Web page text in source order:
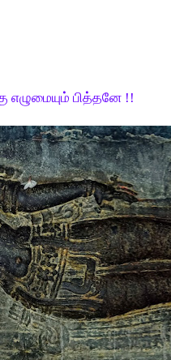
எழுமையும் பித்தனே !!